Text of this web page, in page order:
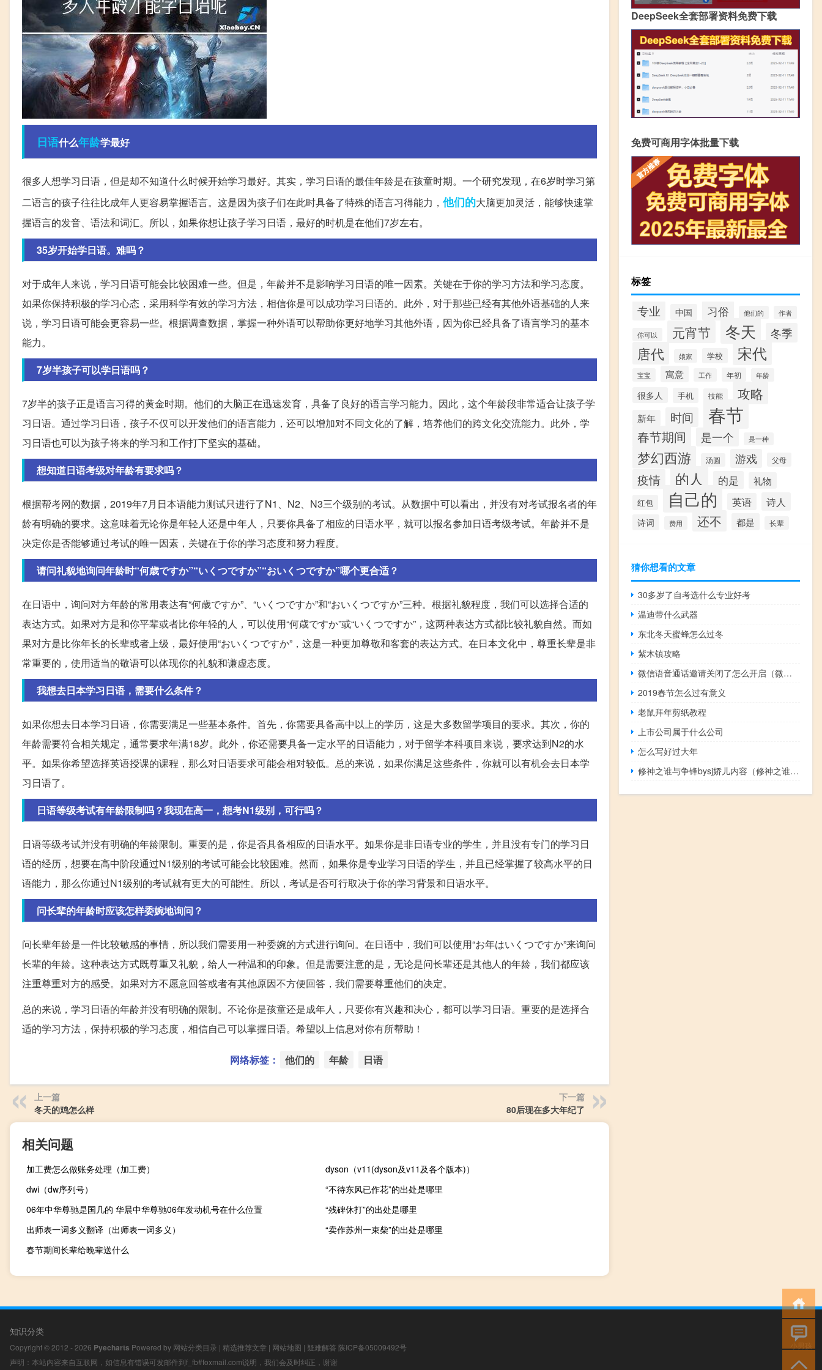
日语什么年龄学最好
很多人想学习日语，但是却不知道什么时候开始学习最好。其实，学习日语的最佳年龄是在孩童时期。一个研究发现，在6岁时学习第
二语言的孩子往往比成年人更容易掌握语言。这是因为孩子们在此时具备了特殊的语言习得能力， 他们的大脑更加灵活，能够快速掌
握语言的发音、语法和词汇。所以，如果你想让孩子学习日语，最好的时机是在他们7岁左右。
35岁开始学日语。难吗？
对于成年人来说，学习日语可能会比较困难一些。但是，年龄并不是影响学习日语的唯一因素。关键在于你的学习方法和学习态度。
如果你保持积极的学习心态，采用科学有效的学习方法，相信你是可以成功学习日语的。此外，对于那些已经有其他外语基础的人来
说，学习日语可能会更容易一些。根据调查数据，掌握一种外语可以帮助你更好地学习其他外语，因为你已经具备了语言学习的基本
能力。
7岁半孩子可以学日语吗？
7岁半的孩子正是语言习得的黄金时期。他们的大脑正在迅速发育，具备了良好的语言学习能力。因此，这个年龄段非常适合让孩子学
习日语。通过学习日语，孩子不仅可以开发他们的语言能力，还可以增加对不同文化的了解，培养他们的跨文化交流能力。此外，学
习日语也可以为孩子将来的学习和工作打下坚实的基础。
想知道日语考级对年龄有要求吗？
根据帮考网的数据，2019年7月日本语能力测试只进行了N1、N2、N3三个级别的考试。从数据中可以看出，并没有对考试报名者的年
龄有明确的要求。这意味着无论你是年轻人还是中年人，只要你具备了相应的日语水平，就可以报名参加日语考级考试。年龄并不是
决定你是否能够通过考试的唯一因素，关键在于你的学习态度和努力程度。
请问礼貌地询问年龄时“何歳ですか”“いくつですか”“おいくつですか”哪个更合适？
在日语中，询问对方年龄的常用表达有“何歳ですか”、“いくつですか”和“おいくつですか”三种。根据礼貌程度，我们可以选择合适的
表达方式。如果对方是和你平辈或者比你年轻的人，可以使用“何歳ですか”或“いくつですか”，这两种表达方式都比较礼貌自然。而如
果对方是比你年长的长辈或者上级，最好使用“おいくつですか”，这是一种更加尊敬和客套的表达方式。在日本文化中，尊重长辈是非
常重要的，使用适当的敬语可以体现你的礼貌和谦虚态度。
我想去日本学习日语，需要什么条件？
如果你想去日本学习日语，你需要满足一些基本条件。首先，你需要具备高中以上的学历，这是大多数留学项目的要求。其次，你的
年龄需要符合相关规定，通常要求年满18岁。此外，你还需要具备一定水平的日语能力，对于留学本科项目来说，要求达到N2的水
平。如果你希望选择英语授课的课程，那么对日语要求可能会相对较低。总的来说，如果你满足这些条件，你就可以有机会去日本学
习日语了。
日语等级考试有年龄限制吗？我现在高一，想考N1级别，可行吗？
日语等级考试并没有明确的年龄限制。重要的是，你是否具备相应的日语水平。如果你是非日语专业的学生，并且没有专门的学习日
语的经历，想要在高中阶段通过N1级别的考试可能会比较困难。然而，如果你是专业学习日语的学生，并且已经掌握了较高水平的日
语能力，那么你通过N1级别的考试就有更大的可能性。所以，考试是否可行取决于你的学习背景和日语水平。
问长辈的年龄时应该怎样委婉地询问？
问长辈年龄是一件比较敏感的事情，所以我们需要用一种委婉的方式进行询问。在日语中，我们可以使用“お年はいくつですか”来询问
长辈的年龄。这种表达方式既尊重又礼貌，给人一种温和的印象。但是需要注意的是，无论是问长辈还是其他人的年龄，我们都应该
注重尊重对方的感受。如果对方不愿意回答或者有其他原因不方便回答，我们需要尊重他们的决定。
总的来说，学习日语的年龄并没有明确的限制。不论你是孩童还是成年人，只要你有兴趣和决心，都可以学习日语。重要的是选择合
适的学习方法，保持积极的学习态度，相信自己可以掌握日语。希望以上信息对你有所帮助！
网络标签： 他们的 年龄 日语
上一篇
冬天的鸡怎么样
下一篇
80后现在多大年纪了
相关问题
加工费怎么做账务处理（加工费）
dyson（v11(dyson及v11及各个版本)）
dwi（dw序列号）
“不待东风已作花”的出处是哪里
06年中华尊驰是国几的 华晨中华尊驰06年发动机号在什么位置
“残碑休打”的出处是哪里
出师表一词多义翻译（出师表一词多义）
“卖作苏州一束柴”的出处是哪里
春节期间长辈给晚辈送什么
DeepSeek全套部署资料免费下载
免费可商用字体批量下载
标签
专业 中国 习俗 他们的 作者
你可以 元宵节 冬天 冬季
唐代 娘家 学校 宋代
宝宝 寓意 工作 年初 年龄
很多人 手机 技能 攻略
新年 时间 春节
春节期间 是一个 是一种
梦幻西游 汤圆 游戏 父母
疫情 的人 的是 礼物
红包 自己的 英语 诗人
诗词 费用 还不 都是 长辈
猜你想看的文章
30多岁了自考选什么专业好考
温迪带什么武器
东北冬天蜜蜂怎么过冬
紫木镇攻略
微信语音通话邀请关闭了怎么开启（微信语音和视频邀请通知关闭了怎么办）
2019春节怎么过有意义
老鼠拜年剪纸教程
上市公司属于什么公司
怎么写好过大年
修神之谁与争锋bysj娇儿内容（修神之谁与争锋）
知识分类
Copyright © 2012 - 2026 Pyecharts Powered by 网站分类目录 | 精选推荐文章 | 网站地图 | 疑难解答 陕ICP备05009492号
声明：本站内容来自互联网，如信息有错误可发邮件到f_fb#foxmail.com说明，我们会及时纠正，谢谢
小男孩